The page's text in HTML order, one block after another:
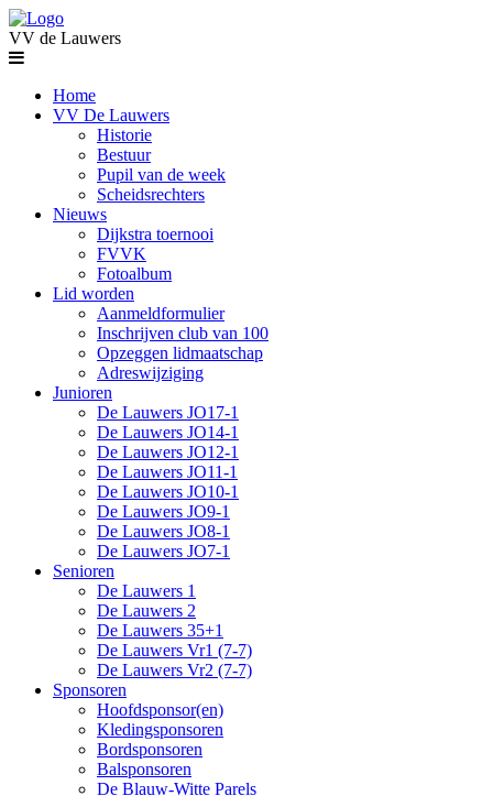
VV de Lauwers
Home
VV De Lauwers
Historie
Bestuur
Pupil van de week
Scheidsrechters
Nieuws
Dijkstra toernooi
FVVK
Fotoalbum
Lid worden
Aanmeldformulier
Inschrijven club van 100
Opzeggen lidmaatschap
Adreswijziging
Junioren
De Lauwers JO17-1
De Lauwers JO14-1
De Lauwers JO12-1
De Lauwers JO11-1
De Lauwers JO10-1
De Lauwers JO9-1
De Lauwers JO8-1
De Lauwers JO7-1
Senioren
De Lauwers 1
De Lauwers 2
De Lauwers 35+1
De Lauwers Vr1 (7-7)
De Lauwers Vr2 (7-7)
Sponsoren
Hoofdsponsor(en)
Kledingsponsoren
Bordsponsoren
Balsponsoren
De Blauw-Witte Parels